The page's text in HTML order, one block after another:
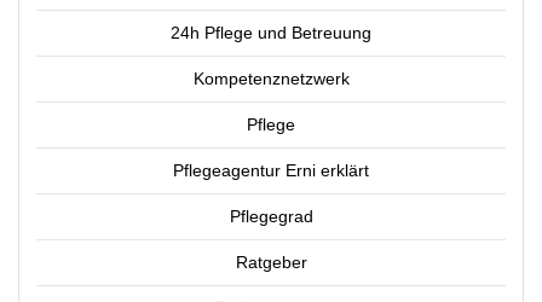
24h Pflege und Betreuung
Kompetenznetzwerk
Pflege
Pflegeagentur Erni erklärt
Pflegegrad
Ratgeber